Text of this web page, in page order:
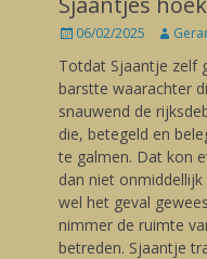
Posted
06/02/2025 Author
Totdat Sjaantje zelf
barstte waarachter
snauwend de
die, betegeld en
te galmen. Dat kon
dan niet
wel het geval
nimmer de ruimte
betreden. Sjaantje